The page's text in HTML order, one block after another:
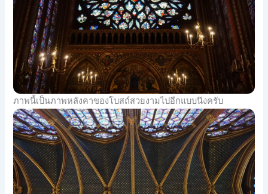
ภาพนี้เป็นภาพหลังคาของโบสถ์สวยงามไปอีกแบบนึงครับ